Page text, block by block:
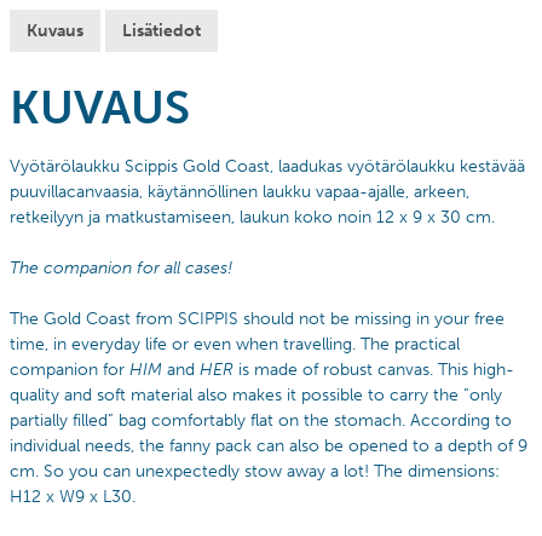
Kuvaus Lisätiedot
KUVAUS
Vyötärölaukku Scippis Gold Coast, laadukas vyötärölaukku kestävää
puuvillacanvaasia, käytännöllinen laukku vapaa-ajalle, arkeen,
retkeilyyn ja matkustamiseen, laukun koko noin 12 x 9 x 30 cm.
The companion for all cases!
The Gold Coast from SCIPPIS should not be missing in your free
time, in everyday life or even when travelling. The practical
companion for HIM and HER is made of robust canvas. This high-
quality and soft material also makes it possible to carry the ”only
partially filled” bag comfortably flat on the stomach. According to
individual needs, the fanny pack can also be opened to a depth of 9
cm. So you can unexpectedly stow away a lot! The dimensions:
H12 x W9 x L30.